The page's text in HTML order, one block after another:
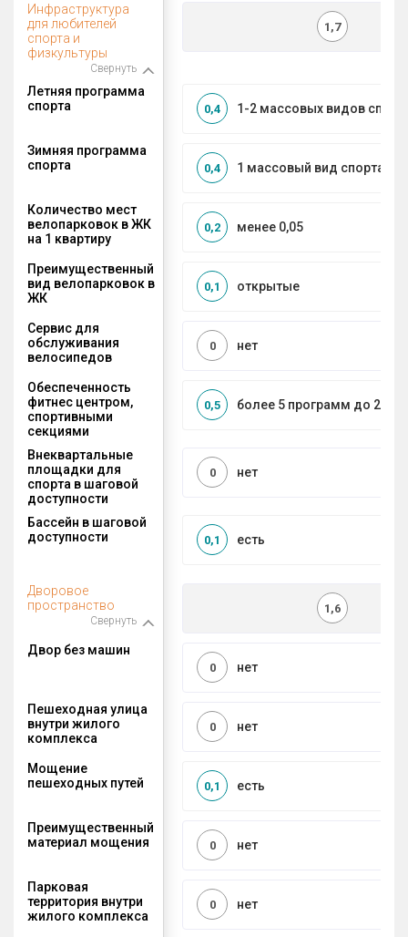
Инфраструктура
для любителей
спорта и
физкультуры
Свернуть
1,7
Летняя программа
спорта
1-2 массовых видов
0,4
Зимняя программа
спорта
1 массовый вид спорта
0,4
Количество мест
велопарковок в ЖК
на 1 квартиру
менее 0,05
0,2
Преимущественный
вид велопарковок в
ЖК
открытые
0,1
Сервис для
обслуживания
велосипедов
нет
0
Обеспеченность
фитнес центром,
спортивными
секциями
более 5 программ до 2 км
0,5
Внеквартальные
площадки для
спорта в шаговой
доступности
нет
0
Бассейн в шаговой
доступности
есть
0,1
Дворовое
пространство
Свернуть
1,6
Двор без машин
нет
0
Пешеходная улица
внутри жилого
комплекса
нет
0
Мощение
пешеходных путей
есть
0,1
Преимущественный
материал мощения
нет
0
Парковая
территория внутри
жилого комплекса
нет
0